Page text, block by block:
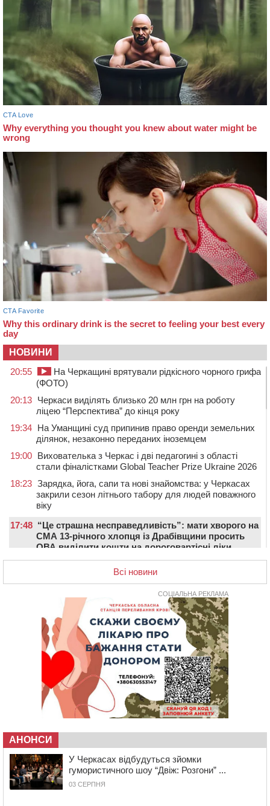
НОВИНИ
20:55
На Черкащині врятували рідкісного чорного грифа
(ФОТО)
20:13 Черкаси виділять близько 20 млн грн на роботу
ліцею “Перспектива” до кінця року
19:34 На Уманщині суд припинив право оренди земельних
ділянок, незаконно переданих іноземцем
19:00 Вихователька з Черкас і дві педагогині з області
стали фіналістками Global Teacher Prize Ukraine 2026
18:23 Зарядка, йога, сапи та нові знайомства: у Черкасах
закрили сезон літнього табору для людей поважного
віку
17:48 “Це страшна несправедливість”: мати хворого на
СМА 13-річного хлопця із Драбівщини просить
ОВА виділити кошти на дороговартісні ліки
На Уманщині судитимуть колишню очільницю відділу
освіти через закупівлю електрики за завищеною
У Черкасах провели в останню путь двох
загиблих воїнів
До 1 вересня у Черкасах оновлюють дорожню
розмітку біля навчальних закладів (ФОТОФАКТ)
На честь загиблого захисника і чемпіона світу в
Черкасах відкрили спортивно-реабілітаційний центр
На Звенигородщині, попри заборону міськради,
проведуть “Ше.Fest”
роботі електромереж та комунальних служб
14:02 На Черкащині намолотили перший мільйон тонн
зерна нового врожаю
13:40 На Кам’янщині сталася масштабна пожежа
сміттєзвалища
Всі новини
СОЦІАЛЬНА РЕКЛАМА
АНОНСИ
У Черкасах відбудуться зйомки
гумористичного шоу “Двіж: Розгони” ...
03 СЕРПНЯ